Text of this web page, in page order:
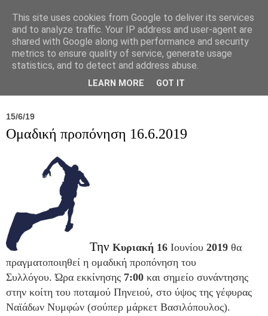
Σύλλογος Ιπποκράτειος
15/6/19
Ομαδική προπόνηση 16.6.2019
Την Κυριακή 16 Ιουνίου 2019 θα
πραγματοποιηθεί η ομαδική προπόνηση του
Συλλόγου.Ώρα εκκίνησης 7:00 και σημείο συνάντησης
στην κοίτη του ποταμού Πηνειού, στο ύψος της γέφυρας
Ναϊάδων Νυμφών (σούπερ μάρκετ Βασιλόπουλος).
This site uses cookies from Google to deliver its services
and to analyze traffic. Your IP address and user-agent are
shared with Google along with performance and security
metrics to ensure quality of service, generate usage
statistics, and to detect and address abuse.
LEARN MORE GOT IT